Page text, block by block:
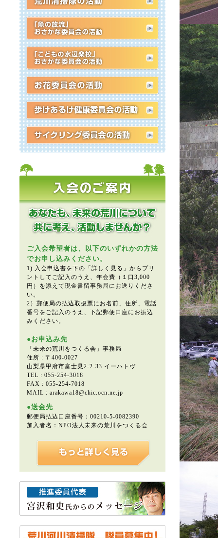
ご入会希望者は、以下のいずれかの方法
でお申し込みください。
1) 入会申込書を下の「詳しく見る」からプリ
ントしてご記入のうえ、年会費（１口3,000
円）を添えて現金書留事務局にお送りくださ
い。
2）郵便局の払込取扱票にお名前、住所、電話
番号をご記入のうえ、下記郵便口座にお振込
みください。
●お申込み先
「未来の荒川をつくる会」事務局
住所 : 〒400-0027
山梨県甲府市富士見2-2-33 イーハトヴ
TEL : 055-254-3018
FAX : 055-254-7018
MAIL : arakawa18@chic.ocn.ne.jp
●送金先
郵便局払込口座番号：00210-5-0082390
加入者名：NPO法人未来の荒川をつくる会